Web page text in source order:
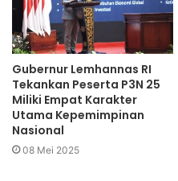
Gubernur Lemhannas RI
Tekankan Peserta P3N 25
Miliki Empat Karakter
Utama Kepemimpinan
Nasional
08 Mei 2025